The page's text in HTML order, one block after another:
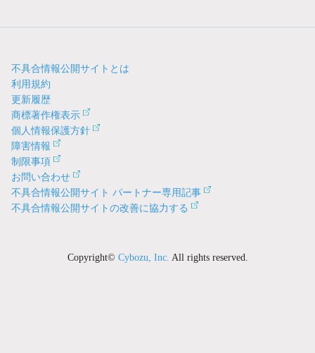
不具合情報公開サイトとは
利用規約
更新履歴
商標著作権表示
個人情報保護方針
障害情報
制限事項
お問い合わせ
不具合情報公開サイト パートナー専用記事
不具合情報公開サイトの改善に協力する
Copyright© Cybozu, Inc. All rights reserved.